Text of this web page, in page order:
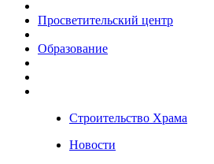
Просветительский центр
Образование
Строительство Храма
Новости